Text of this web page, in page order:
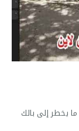
ما يخطر إلى بالك